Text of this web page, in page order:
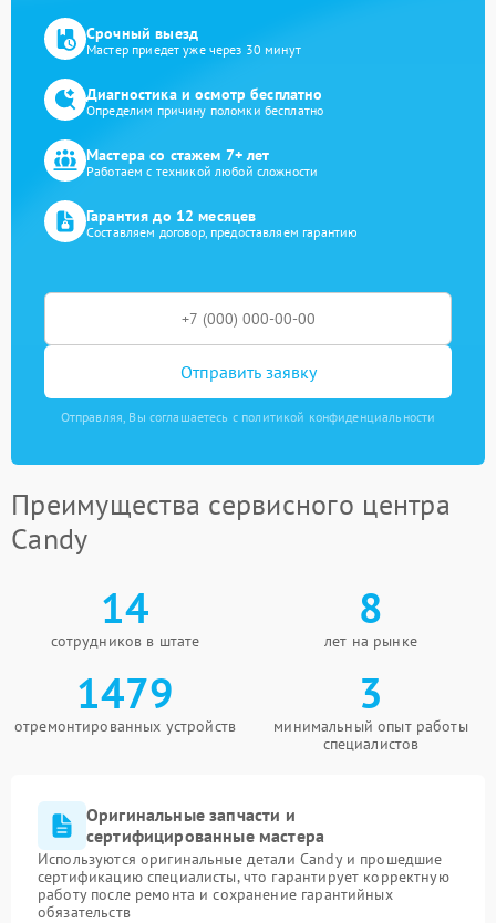
Срочный выезд
Мастер приедет уже через 30 минут
Диагностика и осмотр бесплатно
Определим причину поломки бесплатно
Мастера со стажем 7+ лет
Работаем с техникой любой сложности
Гарантия до 12 месяцев
Составляем договор, предоставляем гарантию
Отправить заявку
Отправляя, Вы соглашаетесь с политикой конфиденциальности
Преимущества сервисного центра
Candy
14
сотрудников в штате
8
лет на рынке
1479
отремонтированных устройств
3
минимальный опыт работы
специалистов
Оригинальные запчасти и
сертифицированные мастера
Используются оригинальные детали Candy и прошедшие
сертификацию специалисты, что гарантирует корректную
работу после ремонта и сохранение гарантийных
обязательств